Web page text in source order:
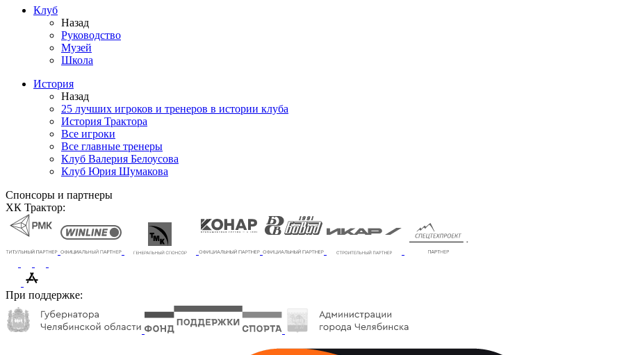
Клуб
Назад
Руководство
Музей
Школа
История
Назад
25 лучших игроков и тренеров в истории клуба
История Трактора
Все игроки
Все главные тренеры
Клуб Валерия Белоусова
Клуб Юрия Шумакова
Спонсоры и партнеры
ХК Трактор:
При поддержке: